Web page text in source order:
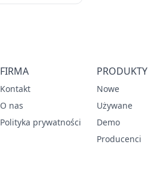
FIRMA
Kontakt
O nas
Polityka prywatności
PRODUKTY
Nowe
Używane
Demo
Producenci